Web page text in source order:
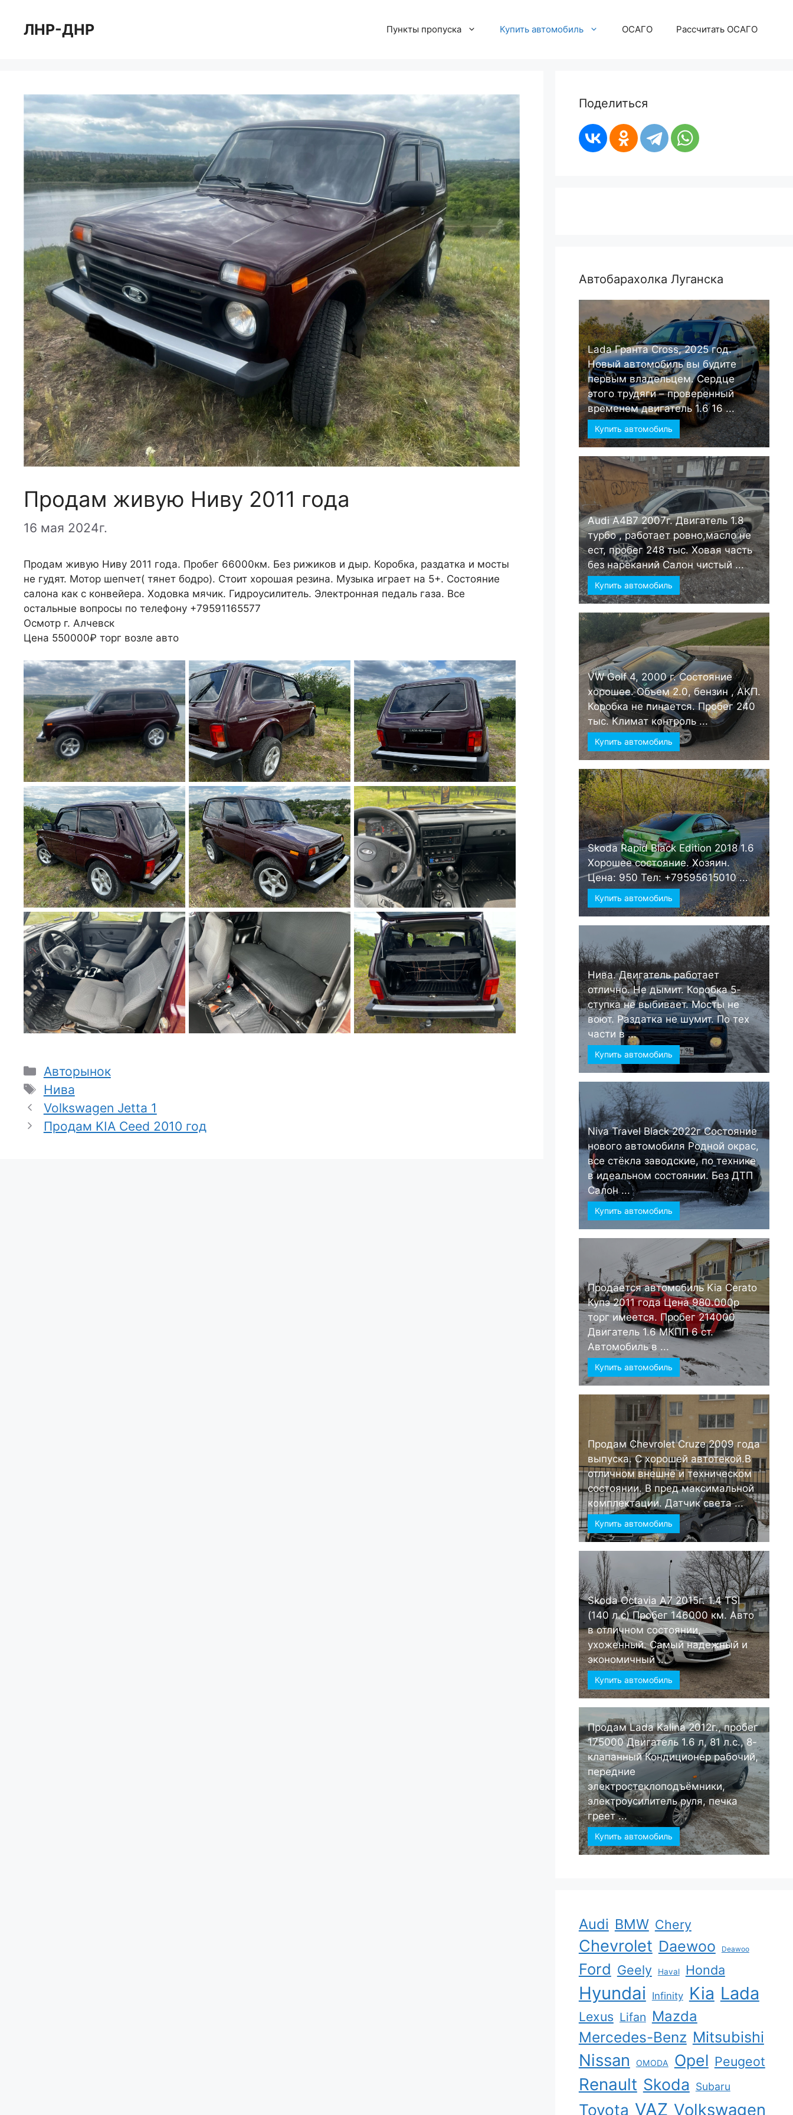
содержимому
ЛНР-ДНР Пункты пропуска Купить автомобиль ОСАГО Рассчитать ОСАГО
Продам живую Ниву 2011 года
16 мая 2024г.
Продам живую Ниву 2011 года. Пробег 66000км. Без рижиков и дыр. Коробка, раздатка и мосты
не гудят. Мотор шепчет( тянет бодро). Стоит хорошая резина. Музыка играет на 5+. Состояние
салона как с конвейера. Ходовка мячик. Гидроусилитель. Электронная педаль газа. Все
остальные вопросы по телефону +79591165577
Осмотр г. Алчевск
Цена 550000₽ торг возле авто
Рубрики
Авторынок
Метки
Нива
Volkswagen Jetta 1
Продам KIA Ceed 2010 год
Поделиться
Автобарахолка Луганска
Lada Гранта Cross, 2025 год.
Новый автомобиль вы будите
первым владельцем. Сердце
этого трудяги – проверенный
временем двигатель 1.6 16 ...
Купить автомобиль
Audi А4B7 2007г. Двигатель 1.8
турбо , работает ровно,масло не
ест, пробег 248 тыс. Ховая часть
без нареканий Салон чистый ...
Купить автомобиль
VW Golf 4, 2000 г. Состояние
хорошее. Объем 2.0, бензин , АКП.
Коробка не пинается. Пробег 240
тыс. Климат контроль ...
Купить автомобиль
Skoda Rapid Black Edition 2018 1.6
Хорошее состояние. Хозяин.
Цена: 950 Тел: +79595615010 ...
Купить автомобиль
Нива. Двигатель работает
отлично. Не дымит. Коробка 5-
ступка не выбивает. Мосты не
воют. Раздатка не шумит. По тех
части в ...
Купить автомобиль
Niva Travel Black 2022г Состояние
нового автомобиля Родной окрас,
все стёкла заводские, по технике
в идеальном состоянии. Без ДТП
Салон ...
Купить автомобиль
Продается автомобиль Kia Cerato
Купэ 2011 года Цена 980.000р
торг имеется. Пробег 214000
Двигатель 1.6 МКПП 6 ст.
Автомобиль в ...
Купить автомобиль
Продам Chevrolet Cruze 2009 года
выпуска. С хорошей автотекой.В
отличном внешне и техническом
состоянии. В пред максимальной
комплектации. Датчик света ...
Купить автомобиль
Skoda Octavia А7 2015г. 1.4 TSI
(140 л.с) Пробег 146000 км. Авто
в отличном состоянии,
ухоженный. Самый надежный и
экономичный ...
Купить автомобиль
Продам Lada Kalina 2012г., пробег
175000 Двигатель 1.6 л, 81 л.с., 8-
клапанный Кондиционер рабочий,
передние
электростеклоподъёмники,
электроусилитель руля, печка
греет ...
Купить автомобиль
Audi BMW Chery
Chevrolet Daewoo Deawoo
Ford Geely Haval Honda
Hyundai Infinity Kia Lada
Lexus Lifan Mazda
Mercedes-Benz Mitsubishi
Nissan OMODA Opel Peugeot
Renault Skoda Subaru
Toyota VAZ Volkswagen